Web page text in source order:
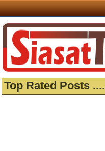
Top Rated Posts ....